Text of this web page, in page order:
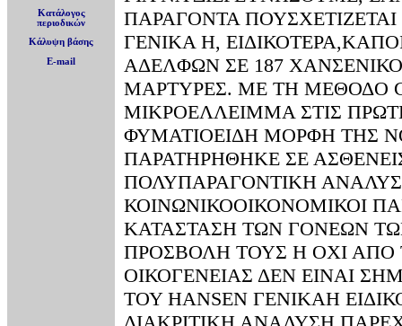
Κατάλογος
περιοδικών
Κάλυψη βάσης
E-mail
ΠΑΡΑΓΟΝΤΑ
ΓΕΝΙΚΑ Η,
ΑΔΕΛΦΩΝ ΣΕ 187
ΜΑΡΤΥΡΕΣ. ΜΕ ΤΗ ΜΕΘΟΔΟ
ΜΙΚΡΟΕΛΛΕΙΜΜΑ ΣΤΙΣ
ΦΥΜΑΤΙΟΕΙΔΗ ΜΟΡΦΗ ΤΗΣ
ΠΑΡΑΤΗΡΗΘΗΚΕ ΣΕ
ΠΟΛΥΠΑΡΑΓΟΝΤΙΚΗ
ΚΟΙΝΩΝΙΚΟΟΙΚΟΝΟΜΙΚΟΙ
ΚΑΤΑΣΤΑΣΗ ΤΩΝ ΓΟΝΕΩΝ
ΠΡΟΣΒΟΛΗ ΤΟΥΣ Η ΟΧΙ ΑΠΟ
ΟΙΚΟΓΕΝΕΙΑΣ ΔΕΝ ΕΙΝΑΙ
ΤΟΥ HANSEN ΓΕΝΙΚΑΗ